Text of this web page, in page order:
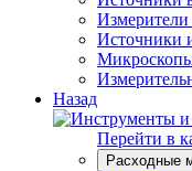
Источники
Назад
Перейти в
Расходные